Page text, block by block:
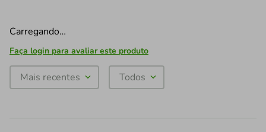
Carregando…
Faça login para avaliar este produto
Mais recentes Todos